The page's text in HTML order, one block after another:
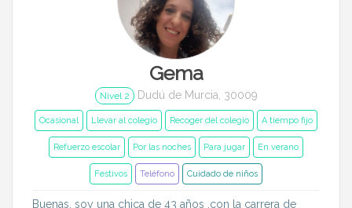
Gema
Nivel 2 Dudú de Murcia, 30009
Ocasional Llevar al colegio Recoger del colegio A tiempo fijo
Refuerzo escolar Por las noches Para jugar En verano
Festivos Teléfono Cuidado de niños
Buenas, soy una chica de 43 años ,con la carrera de